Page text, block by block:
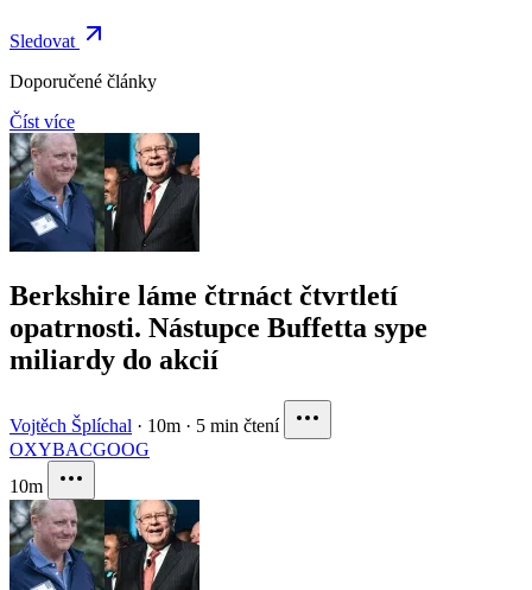
Sledovat
Doporučené články
Číst více
Berkshire láme čtrnáct čtvrtletí
opatrnosti. Nástupce Buffetta sype
miliardy do akcií
Vojtěch Šplíchal · 10m · 5 min čtení
OXYBACGOOG
10m